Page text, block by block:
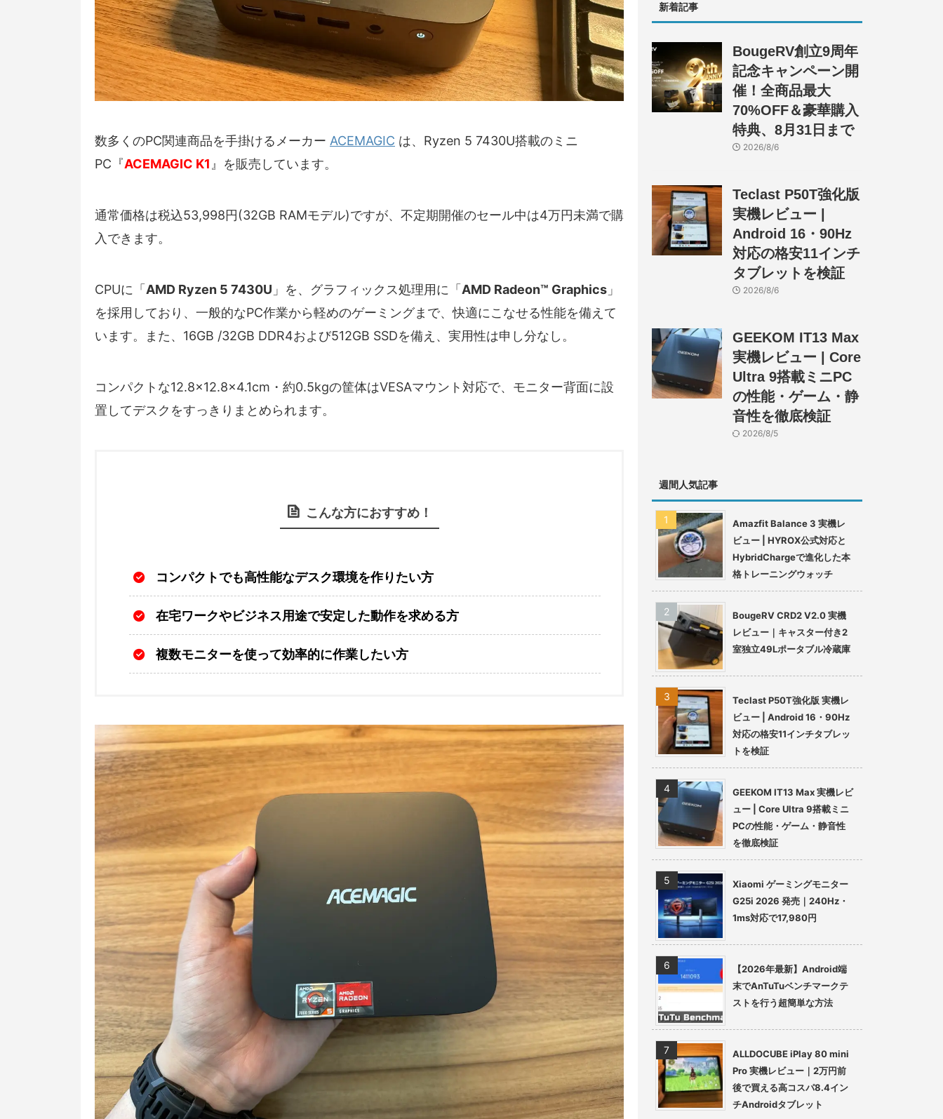
数多くのPC関連商品を手掛けるメーカー ACEMAGIC は、Ryzen 5 7430U搭載のミニ
PC『ACEMAGIC K1』を販売しています。
通常価格は税込53,998円(32GB RAMモデル)ですが、不定期開催のセール中は4万円未満で購
入できます。
CPUに「 AMD Ryzen 5 7430U 」を、グラフィックス処理用に「 AMD Radeon™ Graphics 」
を採用しており、一般的なPC作業から軽めのゲーミングまで、快適にこなせる性能を備えて
います。また、16GB /32GB DDR4および512GB SSDを備え、実用性は申し分なし。
コンパクトな12.8×12.8×4.1cm・約0.5kgの筐体はVESAマウント対応で、モニター背面に設
置してデスクをすっきりまとめられます。
こんな方におすすめ！
コンパクトでも高性能なデスク環境を作りたい方
在宅ワークやビジネス用途で安定した動作を求める方
複数モニターを使って効率的に作業したい方
新着記事
BougeRV創立9周年
記念キャンペーン開
催！全商品最大
70%OFF＆豪華購入
特典、8月31日まで
2026/8/6
Teclast P50T強化版
実機レビュー |
Android 16・90Hz
対応の格安11インチ
タブレットを検証
2026/8/6
GEEKOM IT13 Max
実機レビュー | Core
Ultra 9搭載ミニPC
の性能・ゲーム・静
音性を徹底検証
2026/8/5
週間人気記事
Amazfit Balance 3 実機レ
ビュー | HYROX公式対応と
HybridChargeで進化した本
格トレーニングウォッチ
BougeRV CRD2 V2.0 実機
レビュー｜キャスター付き2
室独立49Lポータブル冷蔵庫
Teclast P50T強化版 実機レ
ビュー | Android 16・90Hz
対応の格安11インチタブレッ
トを検証
GEEKOM IT13 Max 実機レビ
ュー | Core Ultra 9搭載ミニ
PCの性能・ゲーム・静音性
を徹底検証
Xiaomi ゲーミングモニター
G25i 2026 発売｜240Hz・
1ms対応で17,980円
【2026年最新】Android端
末でAnTuTuベンチマークテ
ストを行う超簡単な方法
ALLDOCUBE iPlay 80 mini
Pro 実機レビュー｜2万円前
後で買える高コスパ8.4イン
チAndroidタブレット